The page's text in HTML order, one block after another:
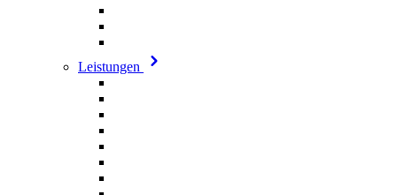
Leistungen